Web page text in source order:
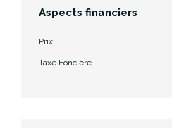
Aspects financiers
Prix
Taxe Foncière